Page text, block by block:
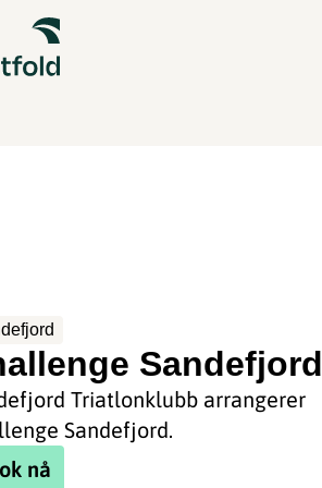
Triatlonklubb arrangerer
Sandefjord.
nå